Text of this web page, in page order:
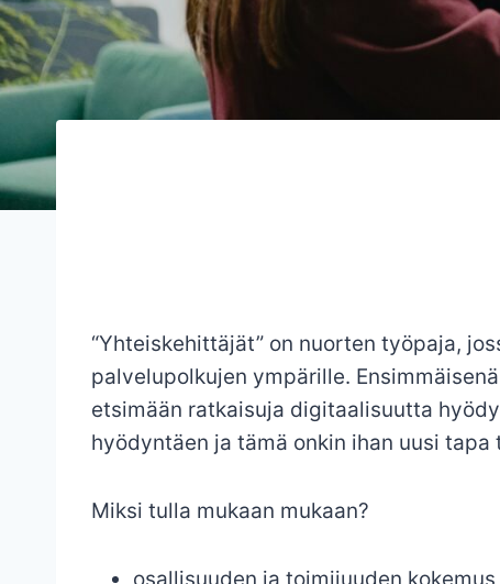
“Yhteiskehittäjät” on nuorten työpaja,
palvelupolkujen ympärille.
etsimään ratkaisuja digitaalisuutta
hyödyntäen ja tämä onkin ihan uusi
Miksi tulla mukaan mukaan?